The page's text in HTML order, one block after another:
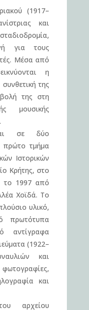
(1917–
και
για τους
Μέσα από
η
της
της στη
μουσικής
σε δύο
πρώτο τμήμα
Ιστορικών
Κρήτης, στο
το 1997 από
Χοϊδά. Το
υλικό,
πρωτότυπα
αντίγραφα
(1922–
και
και
αρχείου